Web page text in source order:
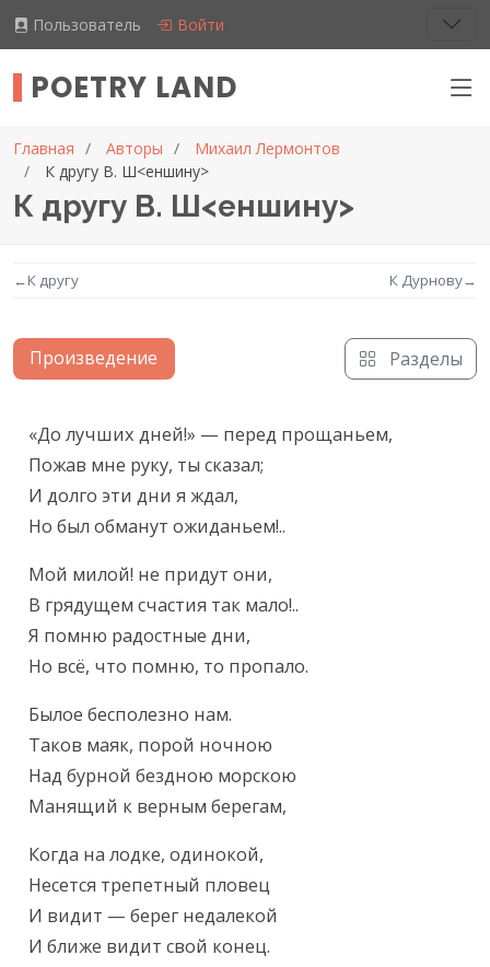
Пользователь Войти
POETRY LAND
Главная Авторы
Михаил Лермонтов
К другу В. Ш<еншину>
К другу В. Ш<еншину>
←К другу К Дурнову→
Произведение Разделы
Текст произведения
«До лучших дней!» — перед прощаньем,
Пожав мне руку, ты сказал;
И долго эти дни я ждал,
Но был обманут ожиданьем!..
Мой милой! не придут они,
В грядущем счастия так мало!..
Я помню радостные дни,
Но всё, что помню, то пропало.
Былое бесполезно нам.
Таков маяк, порой ночною
Над бурной бездною морскою
Манящий к верным берегам,
Когда на лодке, одинокой,
Несется трепетный пловец
И видит — берег недалекой
И ближе видит свой конец.